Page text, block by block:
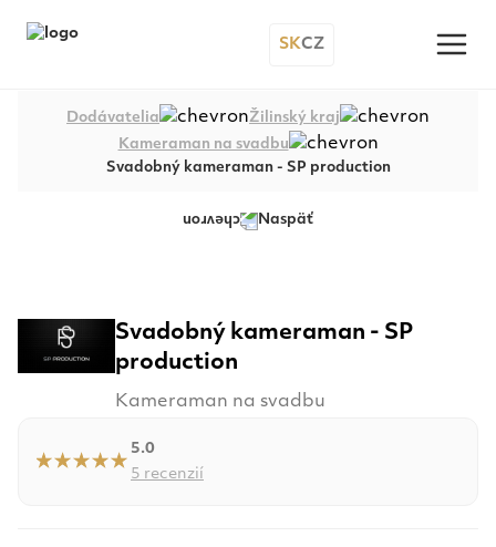
SKCZ
Dodávatelia
Žilinský kraj
Kameraman na svadbu
Svadobný kameraman - SP production
Naspäť
Svadobný kameraman - SP
production
Kameraman na svadbu
5.0
5 recenzií